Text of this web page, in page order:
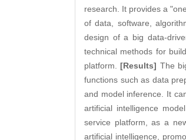
research. It provides a
of data, software,
design of a big data-
technical methods for
platform.
[Results] The
functions such as data
and model inference. It
artificial intelligence
service platform, as a
artificial intelligence,